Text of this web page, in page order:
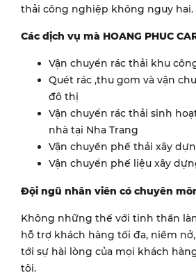
thải công nghiệp không nguy hại.
Các dịch vụ mà HOANG PHUC
Vận chuyển rác thải khu
Quét rác ,thu gom và vận
đô thị
Vận chuyển rác thải sinh
nhà tại Nha Trang
Vận chuyển phế thải xây
Vận chuyển phế liệu xây
Đội ngũ nhân viên có chuyên
Không những thế với tinh thần
hỗ trợ khách hàng tối đa, niềm
tới sự hài lòng của mọi khách
tôi.